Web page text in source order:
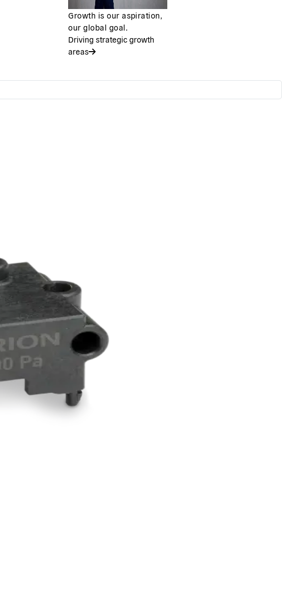
Growth is our aspiration,
our global goal.
Driving strategic growth
areas